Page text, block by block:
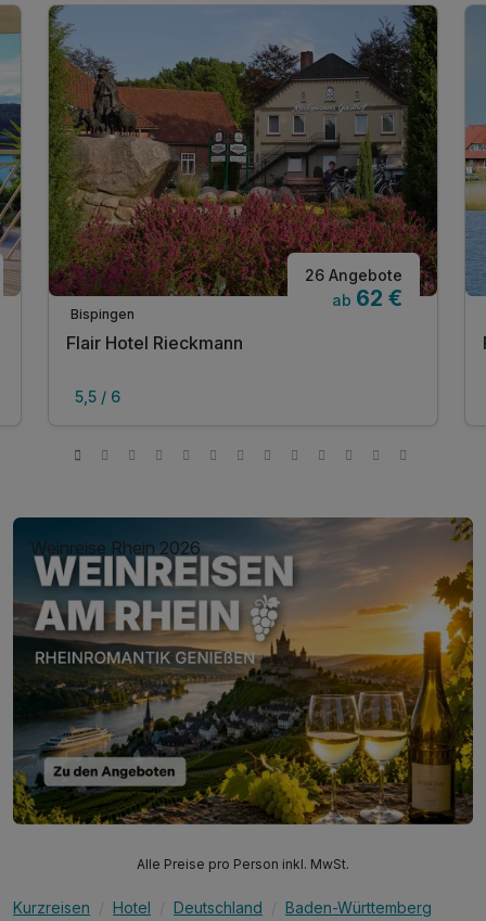
Bispingen
26 Angebote
ab 62 €
Flair Hotel Rieckmann
5,5 / 6
Weinreise Rhein 2026
Alle Preise pro Person inkl. MwSt.
Kurzreisen Hotel Deutschland
Baden-Württemberg